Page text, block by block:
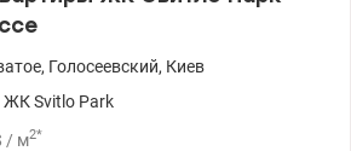
, Голосеевский, Киев
ЖК Svitlo Park
/ м2*